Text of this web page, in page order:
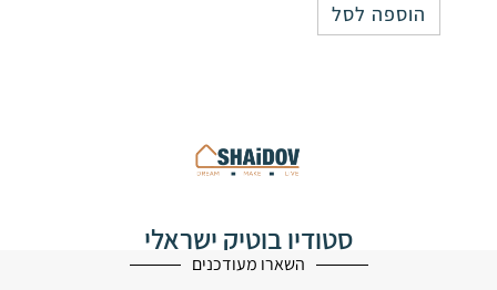
הוספה לסל
סטודיו בוטיק ישראלי
לעיצוב הבית
השארו מעודכנים